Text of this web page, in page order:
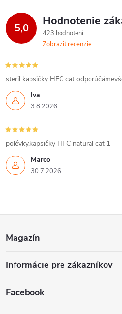
5,0 Hodnotenie
423 hodnotení
Zobraziť recenzie
Iva
3.8.2026
steril kapsičky HFC cat
Marco
30.7.2026
polévky,kapsičky HFC natural cat 1
p
ä
Magazín
Informácie pre zákazníkov
Facebook